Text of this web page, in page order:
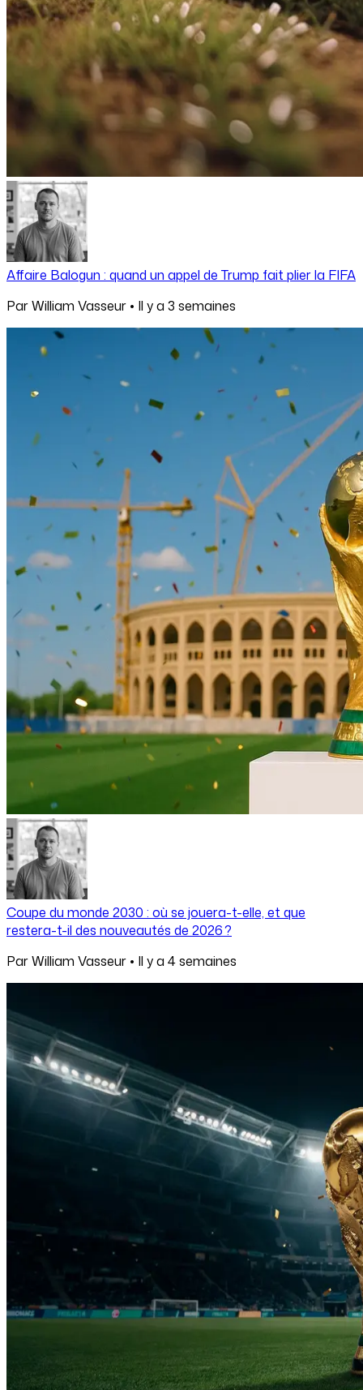
Affaire Balogun : quand un appel de Trump fait plier la FIFA
ParWilliam Vasseur • Il y a 3 semaines
Coupe du monde 2030 : où se jouera-t-elle, et que
restera-t-il des nouveautés de 2026 ?
ParWilliam Vasseur • Il y a 4 semaines